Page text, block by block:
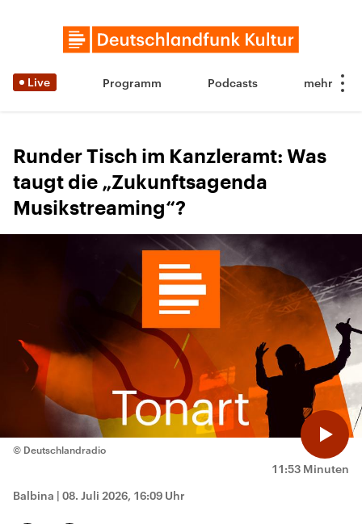
Live Programm Podcasts
Runder Tisch im Kanzleramt: Was
taugt die „Zukunftsagenda
Musikstreaming“?
11:53 Minuten
© Deutschlandradio
Balbina | 08. Juli 2026, 16:09 Uhr